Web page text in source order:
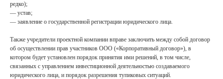
редко);
— устав;
— заявление о государственной регистрации юридического лица.
Также учредители проектной компании вправе заключить между собой договор
об осуществлении прав участников ООО («Корпоративный договор»), в
котором будет установлен порядок принятия ими решений, в том числе,
связанных с управлением инвестиционной деятельностью создаваемого
юридического лица, и порядок разрешения тупиковых ситуаций.